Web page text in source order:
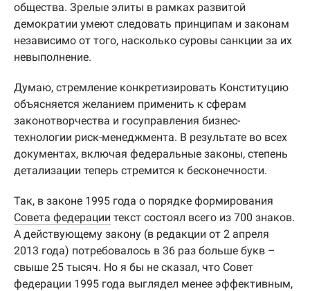
общества. Зрелые элиты в рамках развитой
демократии умеют следовать принципам и законам
независимо от того, насколько суровы санкции за их
невыполнение.
Думаю, стремление конкретизировать Конституцию
объясняется желанием применить к сферам
законотворчества и госуправления бизнес-
технологии риск-менеджмента. В результате во всех
документах, включая федеральные законы, степень
детализации теперь стремится к бесконечности.
Так, в законе 1995 года о порядке формирования
Совета федерации текст состоял всего из 700 знаков.
А действующему закону (в редакции от 2 апреля
2013 года) потребовалось в 36 раз больше букв –
свыше 25 тысяч. Но я бы не сказал, что Совет
федерации 1995 года выглядел менее эффективным,